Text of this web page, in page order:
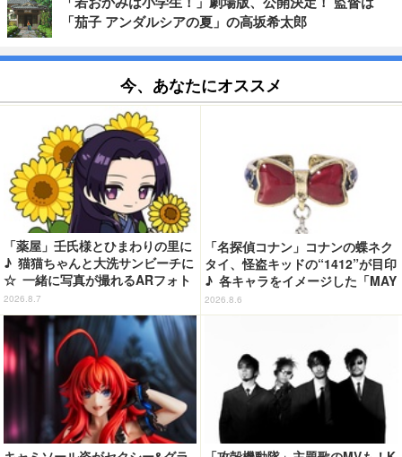
「茄子 アンダルシアの夏」の高坂希太郎
今、あなたにオススメ
「薬屋」壬氏様とひまわりの里に
♪ 猫猫ちゃんと大洗サンビーチに
☆ 一緒に写真が撮れるARフォト
スポット企画「猫猫・壬氏と夏巡
り」開催【茨城県】
2026.8.7
「名探偵コナン」コナンの蝶ネク
タイ、怪盗キッドの“1412”が目印
♪ 各キャラをイメージした「MAY
LA」リングセットがセール中
2026.8.6